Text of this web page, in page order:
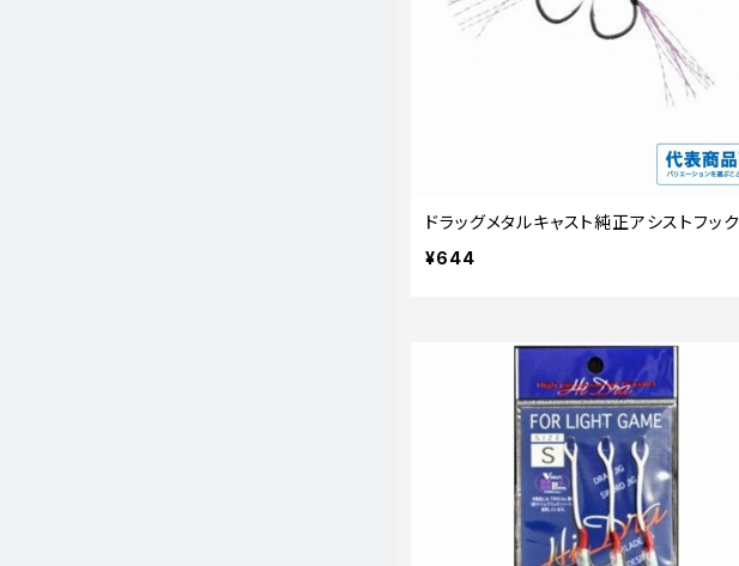
ドラッグメタルキャスト純正アシストフック
¥644